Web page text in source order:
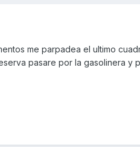
me parpadea el ultimo
pasare por la gasolinera y